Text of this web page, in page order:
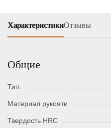
ХарактеристикиОтзывы
Общие
Тип
Материал рукояти
Твердость HRC